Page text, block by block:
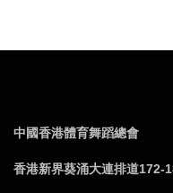
中國香港體育舞蹈總會
香港新界葵涌大連排道172-